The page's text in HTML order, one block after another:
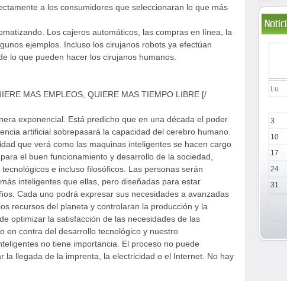
a los consumidores que seleccionaran lo que más
Los cajeros automáticos, las compras en línea, la
ejemplos. Incluso los cirujanos robots ya efectúan
lo que pueden hacer los cirujanos humanos.
MAS EMPLEOS, QUIERE MAS TIEMPO LIBRE [/
exponencial. Está predicho que en una década el poder
artificial sobrepasará la capacidad del cerebro humano.
que verá como las maquinas inteligentes se hacen cargo
el buen funcionamiento y desarrollo de la sociedad,
e incluso filosóficos. Las personas serán
inteligentes que ellas, pero diseñadas para estar
Cada uno podrá expresar sus necesidades a avanzadas
recursos del planeta y controlaran la producción y la
optimizar la satisfacción de las necesidades de las
en contra del desarrollo tecnológico y nuestro
no tiene importancia. El proceso no puede
la llegada de la imprenta, la electricidad o el Internet. No hay
Lu
3
10
17
24
31